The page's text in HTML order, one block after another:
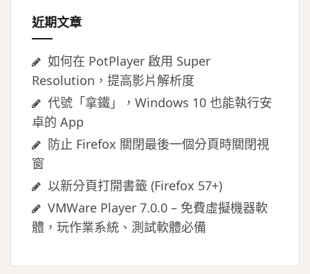
近期文章
如何在 PotPlayer 啟用 Super
Resolution，提高影片解析度
代號「拿鐵」，Windows 10 也能執行安
卓的 App
防止 Firefox 關閉最後一個分頁時關閉視
窗
以新分頁打開書籤 (Firefox 57+)
VMWare Player 7.0.0 – 免費虛擬機器軟
體，玩作業系統、測試軟體必備